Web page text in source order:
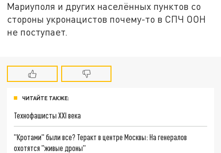
Мариуполя и других населённых пунктов со
стороны укронацистов почему-то в СПЧ ООН
не поступает.
ЧИТАЙТЕ ТАКЖЕ:
Технофашисты XXI века
"Кротами" были все? Теракт в центре Москвы: На генералов
охотятся "живые дроны"